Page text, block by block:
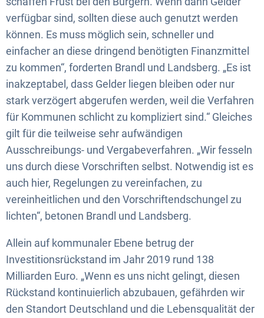
verfügbar sind, sollten diese auch genutzt werden
können. Es muss möglich sein, schneller und
einfacher an diese dringend benötigten Finanzmittel
zu kommen“, forderten Brandl und Landsberg. „Es ist
inakzeptabel, dass Gelder liegen bleiben oder nur
stark verzögert abgerufen werden, weil die Verfahren
für Kommunen schlicht zu kompliziert sind.“ Gleiches
gilt für die teilweise sehr aufwändigen
Ausschreibungs- und Vergabeverfahren. „Wir fesseln
uns durch diese Vorschriften selbst. Notwendig ist es
auch hier, Regelungen zu vereinfachen, zu
vereinheitlichen und den Vorschriftendschungel zu
lichten“, betonen Brandl und Landsberg.
Allein auf kommunaler Ebene betrug der
Investitionsrückstand im Jahr 2019 rund 138
Milliarden Euro. „Wenn es uns nicht gelingt, diesen
Rückstand kontinuierlich abzubauen, gefährden wir
den Standort Deutschland und die Lebensqualität der